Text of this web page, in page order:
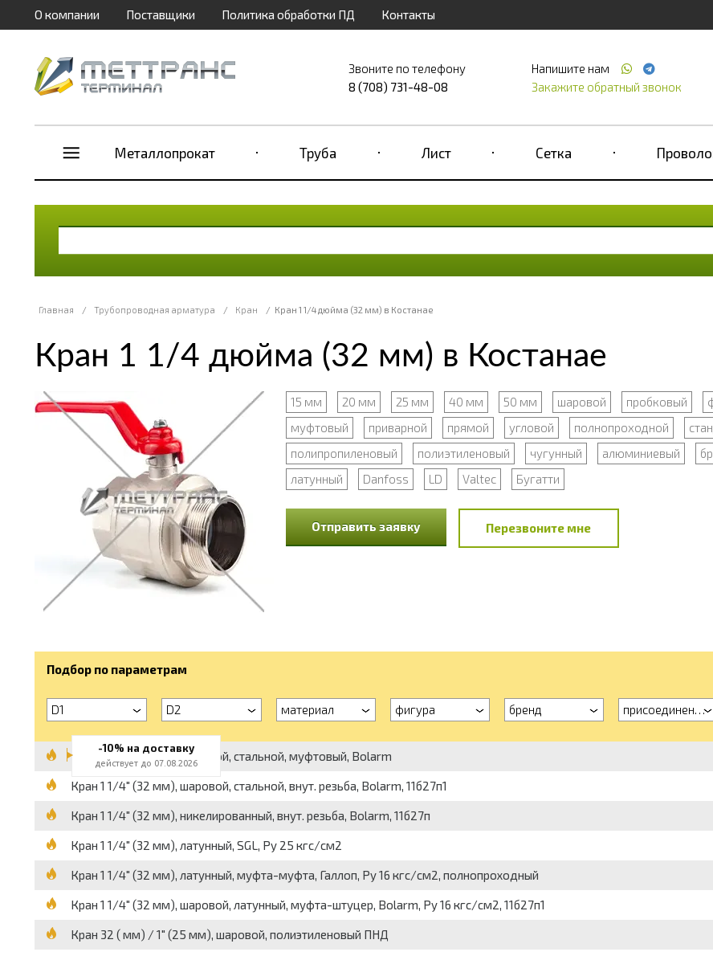
О компании Поставщики Политика обработки ПД Контакты
Звоните по телефону
8 (708) 731-48-08
Напишите нам
Закажите обратный звонок
Металлопрокат Труба Лист Сетка
Главная / Трубопроводная арматура / Кран / Кран 1 1/4 дюйма (32 мм) в Костанае
Кран 1 1/4 дюйма (32 мм) в Костанае
15 мм 20 мм 25 мм 40 мм 50 мм шаровой пробковый
муфтовый
приварной прямой угловой полнопроходной
полипропиленовый
полиэтиленовый чугунный алюминиевый
латунный
Danfoss LD Valtec Бугатти
Отправить заявку Перезвоните мне
Подбор по параметрам
D1 D2 материал фигура бренд присоединение
Кран 1 1/4" (32 мм), шаровой, стальной, муфтовый, Bolarm
Кран 1 1/4" (32 мм), шаровой, стальной, внут. резьба, Bolarm, 11б27п1
Кран 1 1/4" (32 мм), никелированный, внут. резьба, Bolarm, 11б27п
Кран 1 1/4" (32 мм), латунный, SGL, Py 25 кгс/см2
Кран 1 1/4" (32 мм), латунный, муфта-муфта, Галлоп, Py 16 кгс/см2, полнопроходный
Кран 1 1/4" (32 мм), шаровой, латунный, муфта-штуцер, Bolarm, Py 16 кгс/см2, 11б27п1
Кран 32 ( мм) / 1" (25 мм), шаровой, полиэтиленовый ПНД
-10% на доставку
действует до 07.08.2026